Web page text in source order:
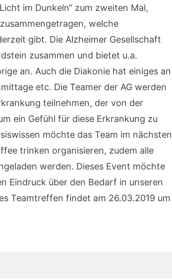
im Dunkeln“ zum zweiten Mal,
welche
gibt. Die Alzheimer Gesellschaft
zusammen und bietet u.a.
an. Auch die Diakonie hat einiges an
etc. Die Teamer der AG werden
teilnehmen, der von der
ein Gefühl für diese Erkrankung zu
möchte das Team im nächsten
trinken organisieren, zudem alle
werden. Dieses Event möchte
Eindruck über den Bedarf in unseren
Teamtreffen findet am 26.03.2019 um